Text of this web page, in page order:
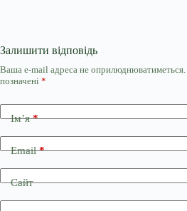
Залишити відповідь
Ваша e-mail адреса не оприлюднюватиметься.
позначені *
Ім’я*
Email*
Сайт